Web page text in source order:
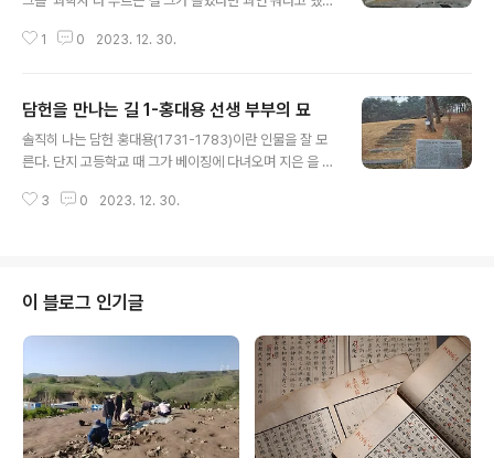
설프게 알면 화를 냈겠으며, 간곡한 설명이 곁들여진다면
면서 든 생각이었다. 천안 장산리, 눈이 비가 되어 추적추적
내리는 와중이었다. 홍대용의 생애, 그의 사상, '과학' 체험
기구, 천문 관측 같은 데서 보이는 우리 조상의 과학정신,
행성 이름으로 붙을 정도로 위대한 조선의 '과학자' 홍대용
1 0 2023. 12. 30.
담헌을 만나는 길 1-홍대용 선생 부부의 묘
솔직히 나는 담헌 홍대용(1731-1783)이란 인물을 잘 모
른다. 단지 고등학교 때 그가 베이징에 다녀오며 지은 을 번
에 박지원(1737-1805), 박제가(1750-1805)와 함께
퍽 얕은 지식을 가진 셈이다. 하지만 무식하면 용감하다잖
는가? 그 유명한 병천순대로 내장을 채울 즈음, 근처에 볼
만한 데가 있나 해서 찾아 보니 '홍대용선생묘'가 1km 안
에 있다지 않는가. 옳거니 싶어서 자동차를 몰았다. 들어가
는 길 한 켠에 차를 세우고 살살 걸어갔다. 묘는 제법 관리
가 잘..
3 0 2023. 12. 30.
이 블로그 인기글